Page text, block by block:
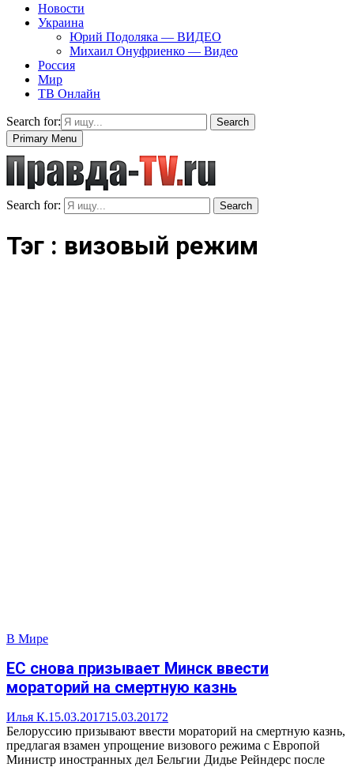
Новости
Украина
Юрий Подоляка — ВИДЕО
Михаил Онуфриенко — Видео
Россия
Мир
ТВ Онлайн
Search for:
Search
Primary Menu
Search for: Search
Тэг : визовый режим
В Мире
ЕС снова призывает Минск ввести
мораторий на смертную казнь
Илья К.15.03.201715.03.20172
Белоруссию призывают ввести мораторий на смертную казнь,
предлагая взамен упрощение визового режима с Европой
Министр иностранных дел Бельгии Дидье Рейндерс после